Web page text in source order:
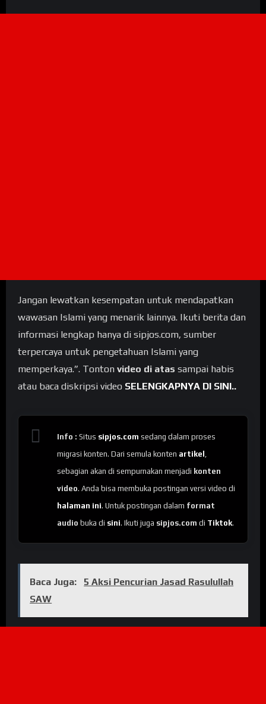
Jangan lewatkan kesempatan untuk mendapatkan
wawasan Islami yang menarik lainnya. Ikuti berita dan
informasi lengkap hanya di sipjos.com, sumber
terpercaya untuk pengetahuan Islami yang
memperkaya.”. Tonton video di atas sampai habis
atau baca diskripsi video SELENGKAPNYA DI SINI..
Info : Situs sipjos.com sedang dalam proses
migrasi konten. Dari semula konten artikel ,
sebagian akan di sempurnakan menjadi konten
video. Anda bisa membuka postingan versi video di
halaman ini. Untuk postingan dalam format
audio buka di sini. Ikuti juga sipjos.com di Tiktok.
Baca Juga:
5 Aksi Pencurian Jasad Rasulullah
SAW